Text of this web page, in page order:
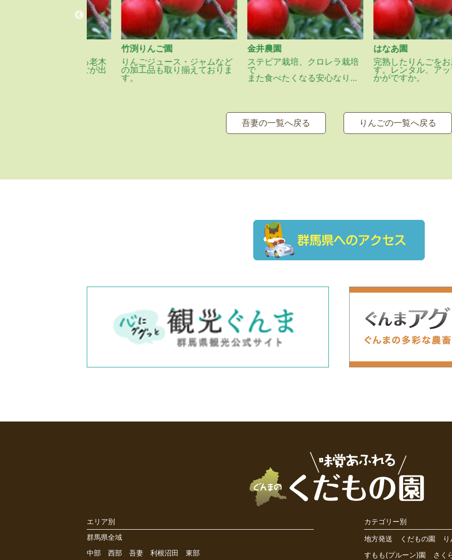
竹渕りんご園
りんごジュース・ジャムなど
の加工品も取り揃えておりま
金井農園
ステビア栽培、クロレラ栽培
で
また食べたくなる安心なりん
はなあ園
完熟したりんごをお届けし
す。レンタル、アップルも
かがですか。
吾妻の一覧へ戻る りんごの一覧へ戻る
エリア別
群馬県全域
中部
西部 吾妻 利根沼田 東部
カテゴリー別
地方発送
くだもの園
すもも(プルーン)園
さく